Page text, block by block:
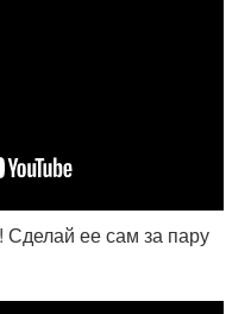
Сделай ее сам за пару